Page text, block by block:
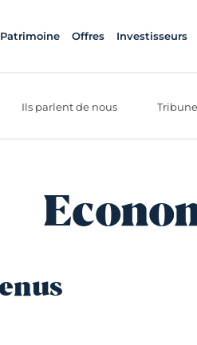
Patrimoine Offres Investisseurs
Ils parlent de nous